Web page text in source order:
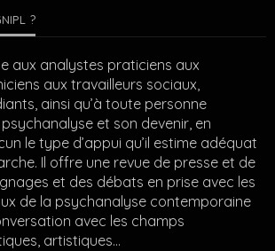
?
aux analystes praticiens aux
aux travailleurs sociaux,
ainsi qu’à toute personne
et son devenir, en
le type d’appui qu’il estime adéquat
Il offre une revue de presse et de
et des débats en prise avec les
de la psychanalyse contemporaine
avec les champs
artistiques…